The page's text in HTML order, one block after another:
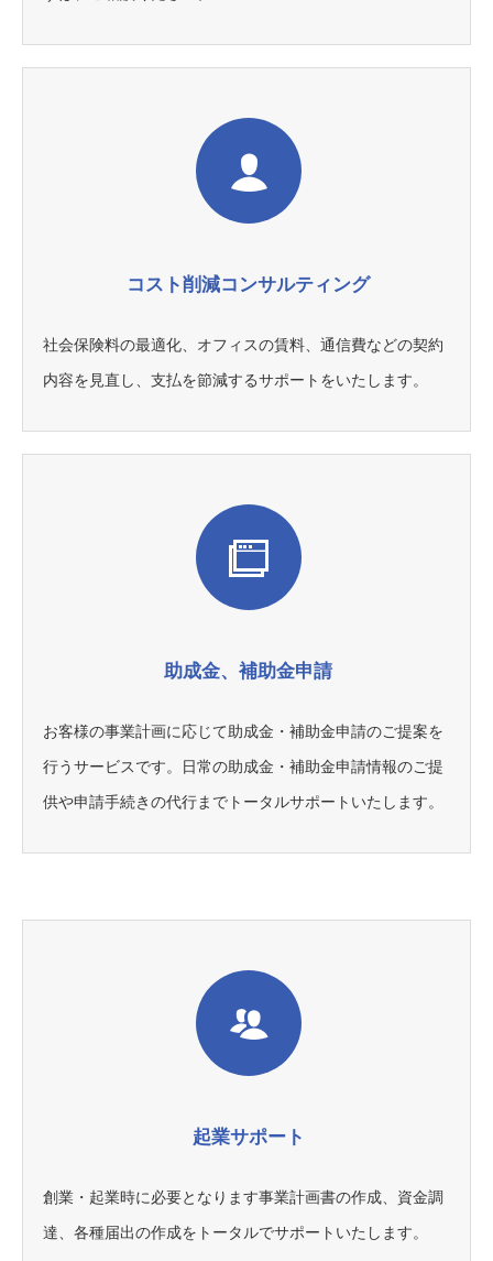
コスト削減コンサルティング
社会保険料の最適化、オフィスの賃料、通信費などの契約
内容を見直し、支払を節減するサポートをいたします。
助成金、補助金申請
お客様の事業計画に応じて助成金・補助金申請のご提案を
行うサービスです。日常の助成金・補助金申請情報のご提
供や申請手続きの代行までトータルサポートいたします。
起業サポート
創業・起業時に必要となります事業計画書の作成、資金調
達、各種届出の作成をトータルでサポートいたします。